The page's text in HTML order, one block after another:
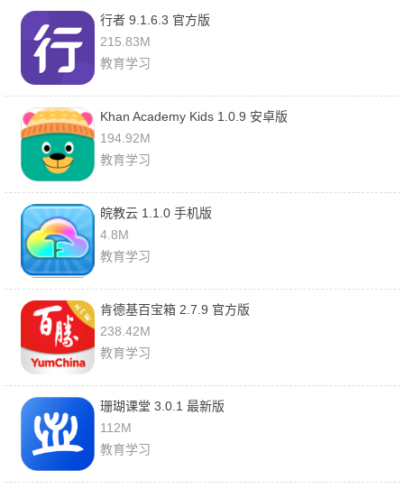
行者 9.1.6.3 官方版
215.83M
教育学习
Khan Academy Kids 1.0.9 安卓版
194.92M
教育学习
皖教云 1.1.0 手机版
4.8M
教育学习
肯德基百宝箱 2.7.9 官方版
238.42M
教育学习
珊瑚课堂 3.0.1 最新版
112M
教育学习